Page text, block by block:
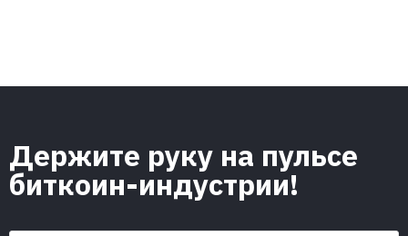
Держите руку на пульсе
биткоин-индустрии!